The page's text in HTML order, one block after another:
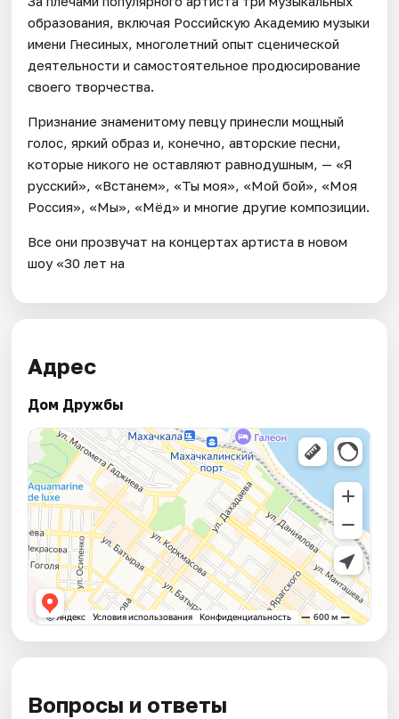
образования, включая Российскую Академию музыки
имени Гнесиных, многолетний опыт сценической
деятельности и самостоятельное продюсирование
своего творчества.
Признание знаменитому певцу принесли мощный
голос, яркий образ и, конечно, авторские песни,
которые никого не оставляют равнодушным, — «Я
русский», «Встанем», «Ты моя», «Мой бой», «Моя
Россия», «Мы», «Мёд» и многие другие композиции.
Все они прозвучат на концертах артиста в новом
шоу «30 лет на
Адрес
Дом Дружбы
Вопросы и ответы